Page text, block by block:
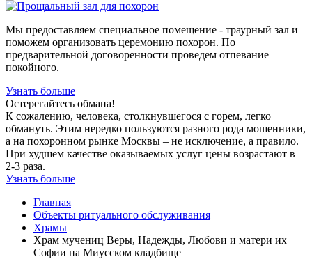
Мы предоставляем специальное помещение - траурный зал и
поможем организовать церемонию похорон. По
предварительной договоренности проведем отпевание
покойного.
Узнать больше
Остерегайтесь обмана!
К сожалению, человека, столкнувшегося с горем, легко
обмануть. Этим нередко пользуются разного рода мошенники,
а на похоронном рынке Москвы – не исключение, а правило.
При худшем качестве оказываемых услуг цены возрастают в
2-3 раза.
Узнать больше
Главная
Объекты ритуального обслуживания
Храмы
Храм мучениц Веры, Надежды, Любови и матери их
Софии на Миусском кладбище